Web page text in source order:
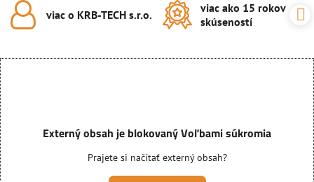
viac o KRB-TECH s​.r​.o​.
viac ako 15 rokov
skúseností
Externý obsah je blokovaný Voľbami súkromia
Prajete si načítať externý obsah?